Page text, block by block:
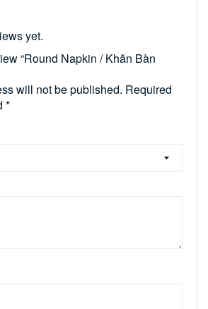
yet.
“Round Napkin / Khăn Bàn
will not be published. Required
*